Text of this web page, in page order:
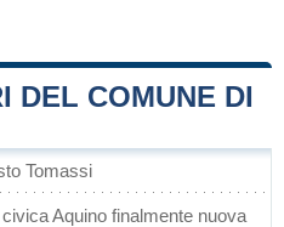
DEL COMUNE DI
Tomassi
Aquino finalmente nuova